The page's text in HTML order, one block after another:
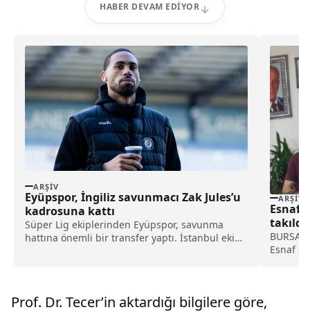
HABER DEVAM EDIYOR
ARŞIV
Eyüpspor, İngiliz savunmacı Zak Jules’u
kadrosuna kattı
Süper Lig ekiplerinden Eyüpspor, savunma
hattına önemli bir transfer yaptı. İstanbul ekibi,
ARŞIV
Esnaf
takıldı!
BURSA
Esnaf
Prof. Dr. Tecer’in aktardığı bilgilere göre,